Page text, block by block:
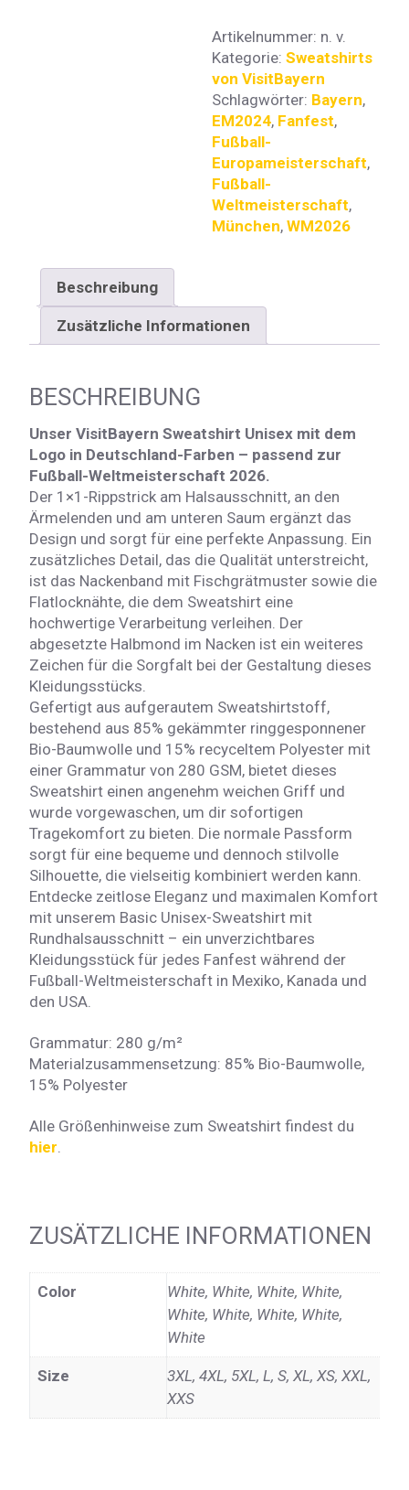
Artikelnummer: n. v.
Kategorie: Sweatshirts
von VisitBayern
Schlagwörter: Bayern,
EM2024, Fanfest,
Fußball-
Europameisterschaft,
Fußball-
Weltmeisterschaft,
München, WM2026
Beschreibung
Zusätzliche Informationen
BESCHREIBUNG
Unser VisitBayern Sweatshirt Unisex mit dem
Logo in Deutschland-Farben – passend zur
Fußball-Weltmeisterschaft 2026.
Der 1×1-Rippstrick am Halsausschnitt, an den
Ärmelenden und am unteren Saum ergänzt das
Design und sorgt für eine perfekte Anpassung. Ein
zusätzliches Detail, das die Qualität unterstreicht,
ist das Nackenband mit Fischgrätmuster sowie die
Flatlocknähte, die dem Sweatshirt eine
hochwertige Verarbeitung verleihen. Der
abgesetzte Halbmond im Nacken ist ein weiteres
Zeichen für die Sorgfalt bei der Gestaltung dieses
Kleidungsstücks.
Gefertigt aus aufgerautem Sweatshirtstoff,
bestehend aus 85% gekämmter ringgesponnener
Bio-Baumwolle und 15% recyceltem Polyester mit
einer Grammatur von 280 GSM, bietet dieses
Sweatshirt einen angenehm weichen Griff und
wurde vorgewaschen, um dir sofortigen
Tragekomfort zu bieten. Die normale Passform
sorgt für eine bequeme und dennoch stilvolle
Silhouette, die vielseitig kombiniert werden kann.
Entdecke zeitlose Eleganz und maximalen Komfort
mit unserem Basic Unisex-Sweatshirt mit
Rundhalsausschnitt – ein unverzichtbares
Kleidungsstück für jedes Fanfest während der
Fußball-Weltmeisterschaft in Mexiko, Kanada und
den USA.
Grammatur: 280 g/m²
Materialzusammensetzung: 85% Bio-Baumwolle,
15% Polyester
Alle Größenhinweise zum Sweatshirt findest du
hier
ZUSÄTZLICHE INFORMATIONEN
Color
White, White, White, White,
White, White, White, White,
White
Size
3XL, 4XL, 5XL, L, S, XL, XS, XXL,
XXS